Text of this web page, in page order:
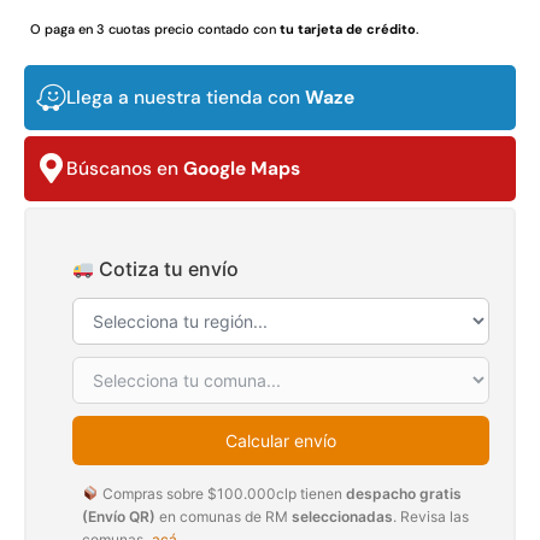
O paga en 3 cuotas precio contado con tu tarjeta de crédito.
Llega a nuestra tienda con Waze
Búscanos en Google Maps
Cotiza tu envío
Calcular envío
Compras sobre $100.000clp tienen despacho gratis
(Envío QR) en comunas de RM seleccionadas. Revisa las
$2.892.120
30%
Transpaleta eléctrica carga
$1.990.000
capacidad 1000kg